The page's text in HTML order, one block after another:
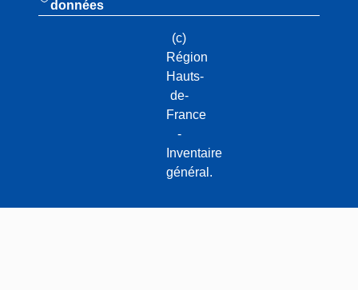
données
(c)
Région
Hauts-
de-
France
-
Inventaire
général.